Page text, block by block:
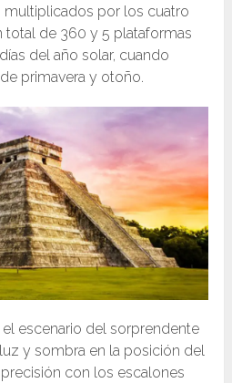
multiplicados por los cuatro
total de 360 y 5 plataformas
del año solar, cuando
primavera y otoño.
el escenario del sorprendente
y sombra en la posición del
con los escalones